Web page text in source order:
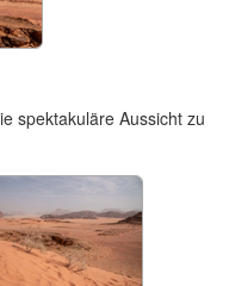
spektakuläre Aussicht zu